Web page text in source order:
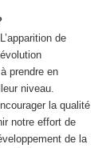
de
prendre en
niveau.
la qualité
notre effort de
de la